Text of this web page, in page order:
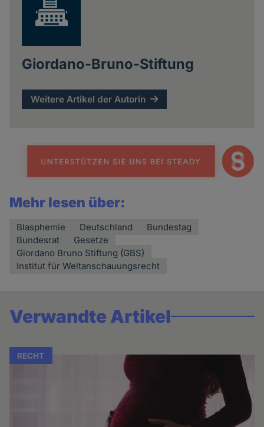
Giordano-Bruno-Stiftung
Weitere Artikel der Autorin
Mehr lesen über:
Blasphemie Deutschland
Bundestag
Bundesrat
Gesetze
Giordano Bruno Stiftung (GBS)
Institut für Weltanschauungsrecht
Verwandte Artikel
RECHT